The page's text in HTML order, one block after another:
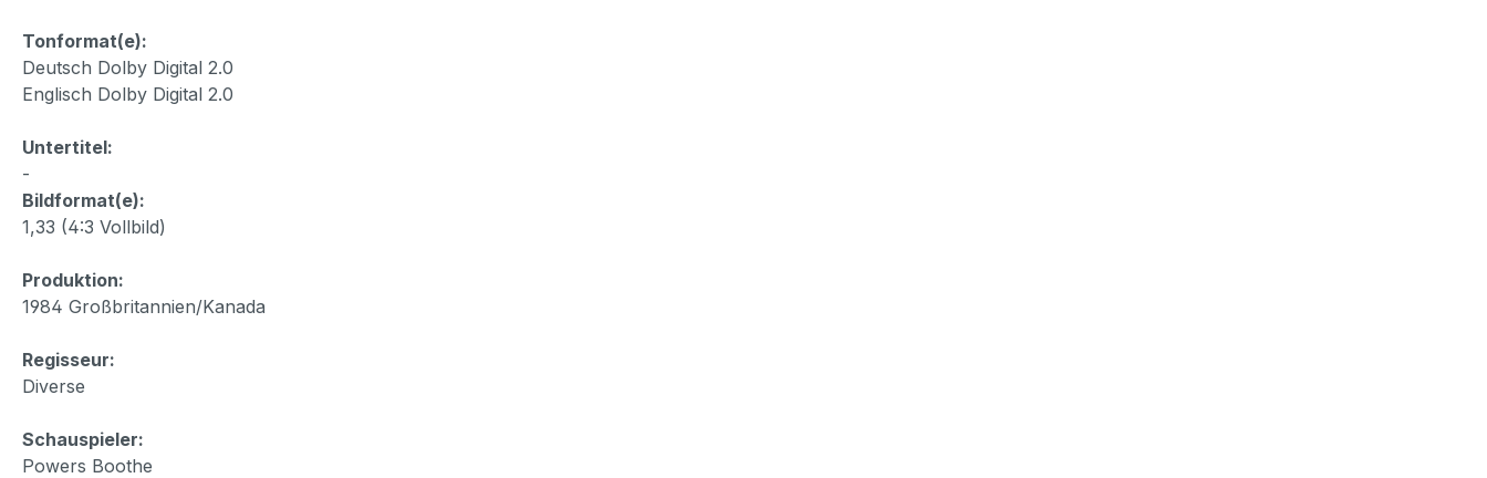
Tonformat(e):
Deutsch Dolby Digital 2.0
Englisch Dolby Digital 2.0
Untertitel:
-
Bildformat(e):
1,33 (4:3 Vollbild)
Produktion:
1984 Großbritannien/Kanada
Regisseur:
Diverse
Schauspieler:
Powers Boothe